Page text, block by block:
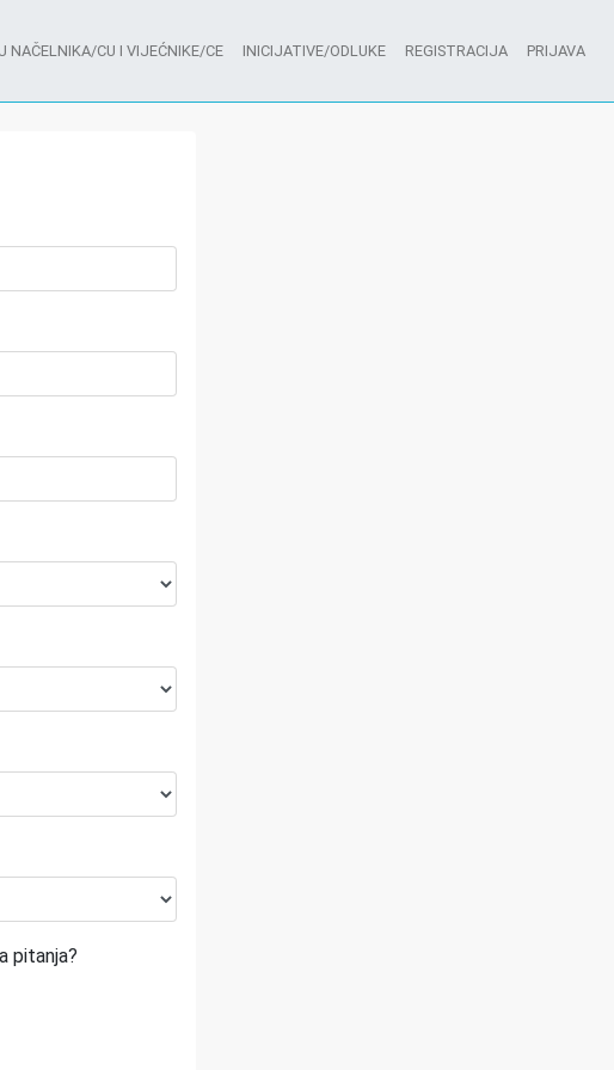
NAČELNIKA/CU I VIJEĆNIKE/CE INICIJATIVE/ODLUKE REGISTRACIJA PRIJAVA
pitanja?